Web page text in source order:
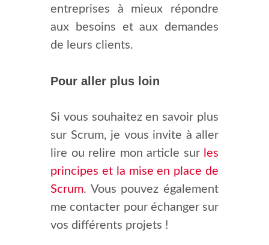
entreprises à mieux répondre
aux besoins et aux demandes
de leurs clients.
Pour aller plus loin
Si vous souhaitez en savoir plus
sur Scrum, je vous invite à aller
lire ou relire mon article sur les
principes et la mise en place de
Scrum. Vous pouvez également
me contacter pour échanger sur
vos différents projets !